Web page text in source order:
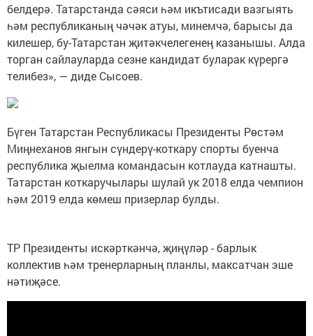
белдерә. Татарстанда сәяси һәм икътисади вазгыять
һәм республиканың чәчәк атуы, минемчә, барысы да
килешер, бу-Татарстан җитәкчелегенең казанышы. Алда
торган сайлауларда сезне кандидат буларак күрергә
телибез», — диде Сысоев.
Бүген Татарстан Республикасы Президенты Рөстәм
Миңнеханов янгын сүндерү-коткару спорты буенча
республика җыелма командасын котлауда катнашты.
Татарстан коткаручылары шулай ук 2018 елда чемпион
һәм 2019 елда көмеш призерлар булды.
ТР Президенты искәрткәнчә, җиңүләр - барлык
коллектив һәм тренерларның планлы, максатчан эше
нәтиҗәсе.